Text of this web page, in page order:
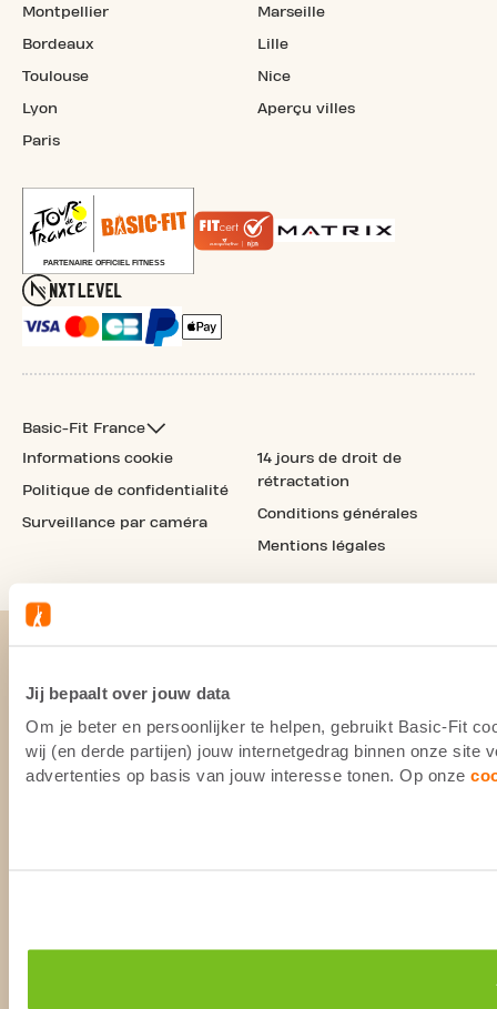
Jij bepaalt over jouw data
Om je beter en persoonlijker te helpen, gebruikt Basic-Fit
wij (en derde partijen) jouw internetgedrag binnen onze site
advertenties op basis van jouw interesse tonen. Op onze
Montpellier
Bordeaux
Toulouse
Lyon
Paris
Marseille
Lille
Nice
Aperçu villes
Basic-Fit France
Informations cookie
Politique de confidentialité
Surveillance par caméra
14 jours de droit de
rétractation
Conditions générales
Mentions légales